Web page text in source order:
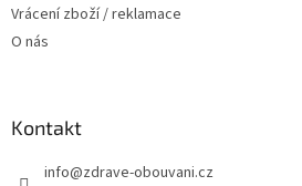
Vrácení zboží / reklamace
O nás
Kontakt
info@zdrave-obouvani.cz